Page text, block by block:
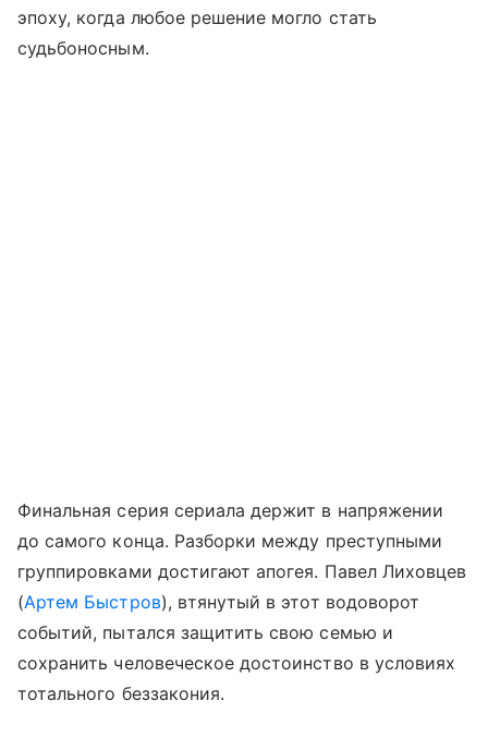
эпоху, когда любое решение могло стать
судьбоносным.
Финальная серия сериала держит в напряжении
до самого конца. Разборки между преступными
группировками достигают апогея. Павел Лиховцев
(Артем Быстров), втянутый в этот водоворот
событий, пытался защитить свою семью и
сохранить человеческое достоинство в условиях
тотального беззакония.